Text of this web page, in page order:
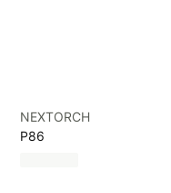
NEXTORCH
P86